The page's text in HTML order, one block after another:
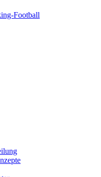
Football